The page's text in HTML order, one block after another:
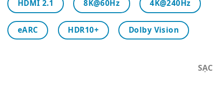
HDMI 2.1 8K@60Hz 4K@240Hz
eARC HDR10+ Dolby Vision
SẠC